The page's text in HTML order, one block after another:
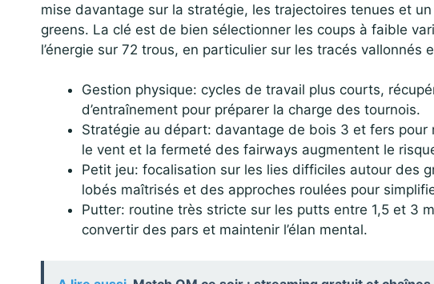
mise davantage sur la stratégie, les trajectoires tenues et
greens. La clé est de bien sélectionner les coups à faible
l’énergie sur 72 trous, en particulier sur les tracés vallonnés
Gestion physique: cycles de travail plus courts,
d’entraînement pour préparer la charge des tournois.
Stratégie au départ: davantage de bois 3 et fers pour
le vent et la fermeté des fairways augmentent le
Petit jeu: focalisation sur les lies difficiles autour des
lobés maîtrisés et des approches roulées pour
Putter: routine très stricte sur les putts entre 1,5 et 3
convertir des pars et maintenir l’élan mental.